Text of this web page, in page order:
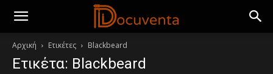
Αρχική Ετικέτες Blackbeard
Ετικέτα: Blackbeard